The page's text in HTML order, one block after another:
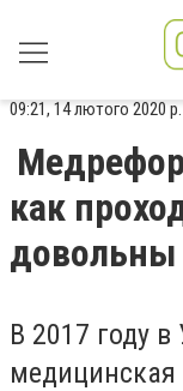
09:21, 14 лютого 2020 р.
как
довольны
В 2017 году в
медицинская